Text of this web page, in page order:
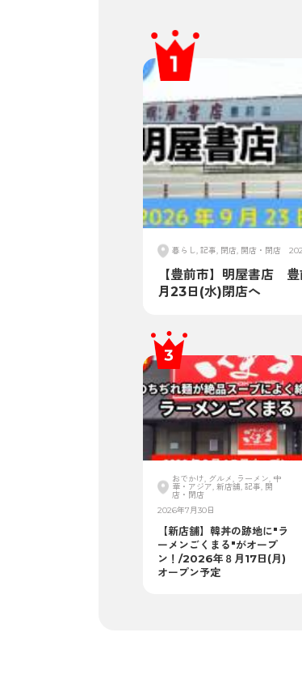
暮らし, 記事, 閉店, 開店・閉店
【豊前市】明屋書店
月23日(水)閉店へ
おでかけ, グルメ, ラーメン, 中
華・アジア, 新店舗, 記事, 開
店・閉店
2026年7月30日
【新店舗】韓丼の跡地に"ラ
ーメンごくまる"がオープ
ン！/2026年８月17日(月)
オープン予定